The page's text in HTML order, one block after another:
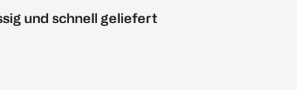
und schnell geliefert